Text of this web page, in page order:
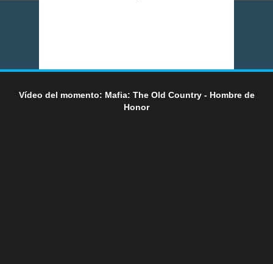
Vídeo del momento: Mafia: The Old Country - Hombre de
Honor